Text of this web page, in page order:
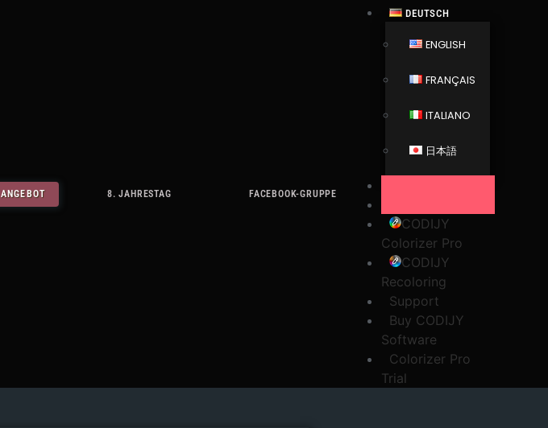
ANGEBOT 8. JAHRESTAG FACEBOOK-GRUPPE
DEUTSCH
ENGLISH
FRANÇAIS
ITALIANO
日本語
CODIJY
Colorizer Pro
CODIJY
Recoloring
Support
Buy CODIJY
Software
Colorizer Pro
Trial